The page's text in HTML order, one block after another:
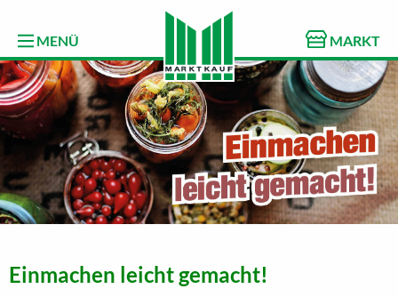
MENÜ MARKT
Einmachen leicht gemacht!